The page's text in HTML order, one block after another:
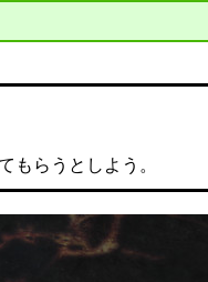
もらうとしよう。